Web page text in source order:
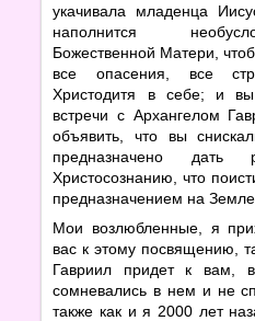
укачивала младенца
наполнится
Божественной Матери,
все опасения, все
Христодитя в себе; и
встречи с Архангелом
объявить, что вы
предназначено дать
Христосознанию, что
предназначением на
Мои возлюбленные, я
вас к этому посвящению,
Гавриил придет к вам,
сомневались в нем и не
также как и я 2000 лет